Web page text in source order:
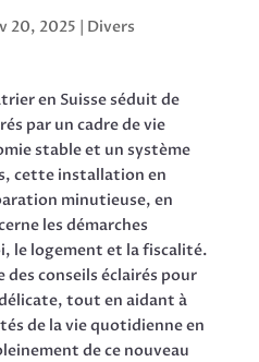
20, 2025 | Divers
en Suisse séduit de
par un cadre de vie
stable et un système
cette installation en
minutieuse, en
les démarches
le logement et la fiscalité.
conseils éclairés pour
tout en aidant à
de la vie quotidienne en
de ce nouveau